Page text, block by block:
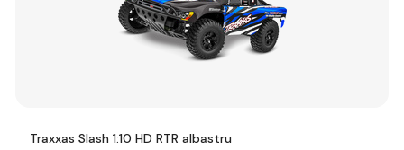
Traxxas Slash 1:10 HD RTR albastru